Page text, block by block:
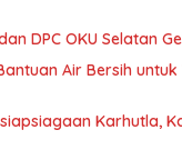
DPC OKU Selatan
Air Bersih
Karhutla,